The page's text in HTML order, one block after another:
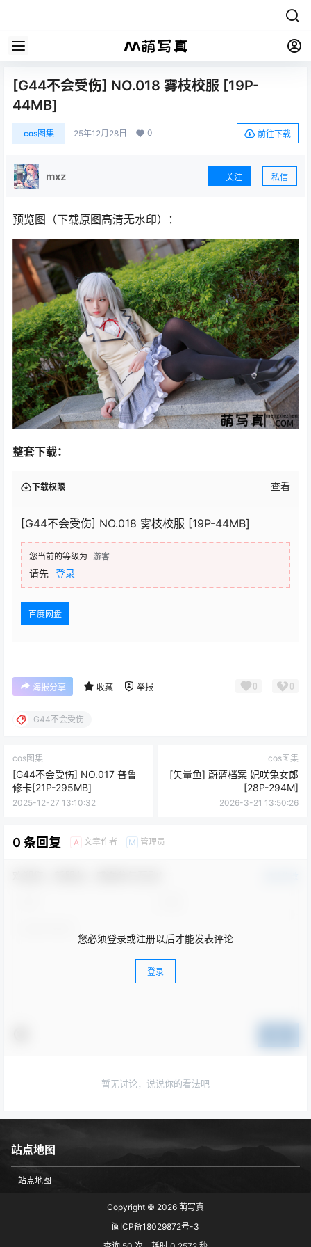
[G44不会受伤] NO.018 雾枝校服 [19P-
44MB]
cos图集 25年12月28日 0 前往下载
mxz 关注 私信
预览图（下载原图高清无水印）：
整套下载：
下载权限 查看
[G44不会受伤] NO.018 雾枝校服 [19P-44MB]
您当前的等级为 游客
请先 登录
百度网盘
海报分享 收藏 举报 0 0
G44不会受伤
cos图集
[G44不会受伤] NO.017 普鲁
修卡[21P-295MB]
2025-12-27 13:10:32
cos图集
[矢量鱼] 蔚蓝档案 妃咲兔女郎
[28P-294M]
2026-3-21 13:50:26
0 条回复 A 文章作者 M 管理员
您必须登录或注册以后才能发表评论
登录
暂无讨论，说说你的看法吧
站点地图
站点地图
Copyright © 2026 萌写真
闽ICP备18029872号-3